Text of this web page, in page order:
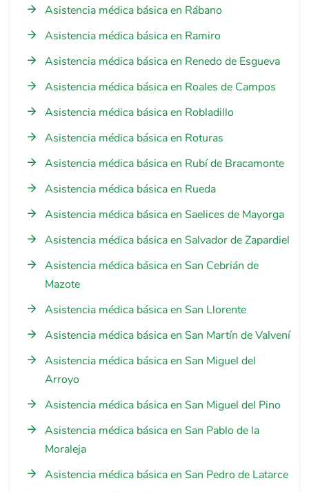
Asistencia médica básica en Rábano
Asistencia médica básica en Ramiro
Asistencia médica básica en Renedo de Esgueva
Asistencia médica básica en Roales de Campos
Asistencia médica básica en Robladillo
Asistencia médica básica en Roturas
Asistencia médica básica en Rubí de Bracamonte
Asistencia médica básica en Rueda
Asistencia médica básica en Saelices de Mayorga
Asistencia médica básica en Salvador de Zapardiel
Asistencia médica básica en San Cebrián de
Mazote
Asistencia médica básica en San Llorente
Asistencia médica básica en San Martín de Valvení
Asistencia médica básica en San Miguel del
Arroyo
Asistencia médica básica en San Miguel del Pino
Asistencia médica básica en San Pablo de la
Moraleja
Asistencia médica básica en San Pedro de Latarce